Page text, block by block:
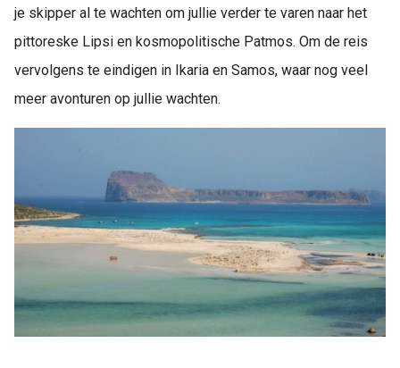
je skipper al te wachten om jullie verder te varen naar het
pittoreske Lipsi en kosmopolitische Patmos. Om de reis
vervolgens te eindigen in Ikaria en Samos, waar nog veel
meer avonturen op jullie wachten.